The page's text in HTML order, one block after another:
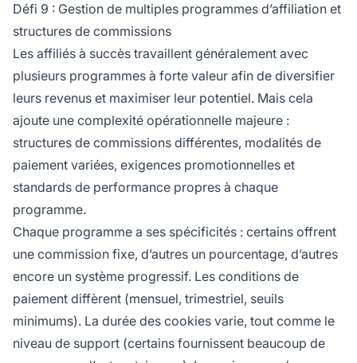
Défi 9 : Gestion de multiples programmes d’affiliation et
structures de commissions
Les affiliés à succès travaillent généralement avec
plusieurs programmes à forte valeur afin de diversifier
leurs revenus et maximiser leur potentiel. Mais cela
ajoute une complexité opérationnelle majeure :
structures de commissions différentes, modalités de
paiement variées, exigences promotionnelles et
standards de performance propres à chaque
programme.
Chaque programme a ses spécificités : certains offrent
une commission fixe, d’autres un pourcentage, d’autres
encore un système progressif. Les conditions de
paiement diffèrent (mensuel, trimestriel, seuils
minimums). La durée des cookies varie, tout comme le
niveau de support (certains fournissent beaucoup de